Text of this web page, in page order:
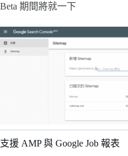
Beta 期間將就一下
支援 AMP 與 Google Job 報表